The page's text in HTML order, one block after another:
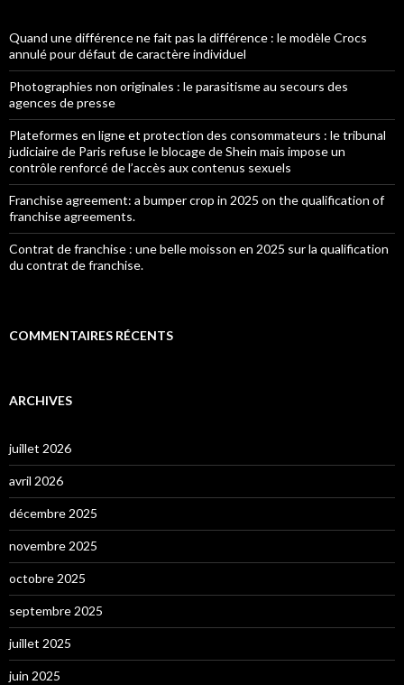
Quand une différence ne fait pas la différence : le modèle Crocs
annulé pour défaut de caractère individuel
Photographies non originales : le parasitisme au secours des
agences de presse
Plateformes en ligne et protection des consommateurs : le tribunal
judiciaire de Paris refuse le blocage de Shein mais impose un
contrôle renforcé de l’accès aux contenus sexuels
Franchise agreement: a bumper crop in 2025 on the qualification of
franchise agreements.
Contrat de franchise : une belle moisson en 2025 sur la qualification
du contrat de franchise.
COMMENTAIRES RÉCENTS
ARCHIVES
juillet 2026
avril 2026
décembre 2025
novembre 2025
octobre 2025
septembre 2025
juillet 2025
juin 2025